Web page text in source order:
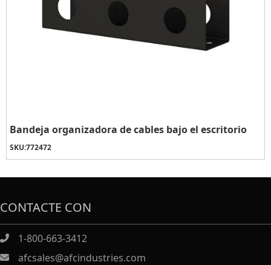
Bandeja organizadora de cables bajo el escritorio
SKU:772472
CONTACTE CON
1-800-663-3412
afcsales@afcindustries.com